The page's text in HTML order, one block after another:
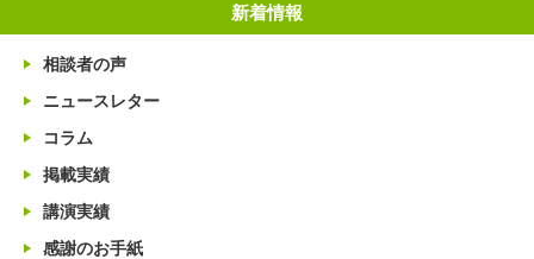
新着情報
相談者の声
ニュースレター
コラム
掲載実績
講演実績
感謝のお手紙